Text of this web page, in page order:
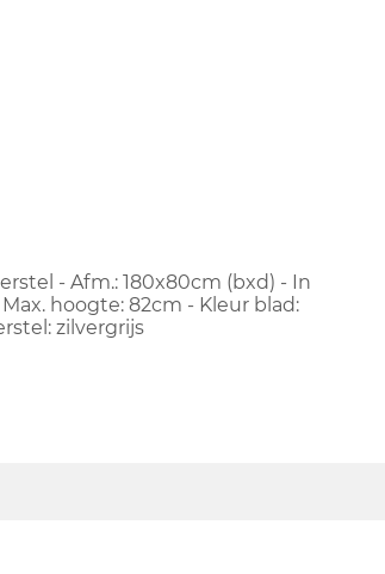
- Afm.: 180x80cm (bxd) - In
hoogte: 82cm - Kleur blad:
zilvergrijs